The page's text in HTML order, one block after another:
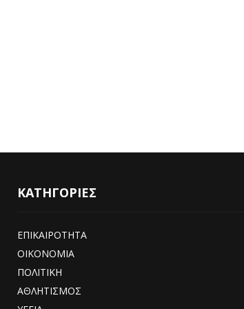
ΚΑΤΗΓΟΡΙΕΣ
ΕΠΙΚΑΙΡΟΤΗΤΑ
ΟΙΚΟΝΟΜΙΑ
ΠΟΛΙΤΙΚΗ
ΑΘΛΗΤΙΣΜΟΣ